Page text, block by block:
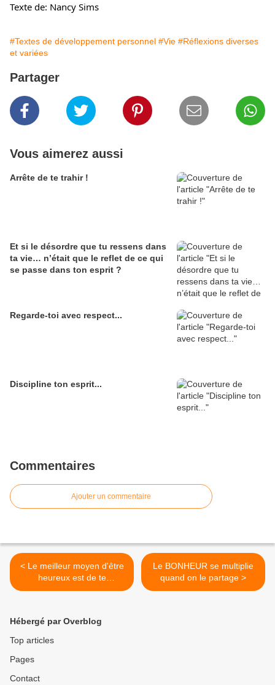
Texte de: Nancy Sims
#Textes de développement personnel #Vie #Réflexions diverses
et variées
Partager
Vous aimerez aussi
Arrête de te trahir !
Et si le désordre que tu ressens dans
ta vie… n’était que le reflet de ce qui
se passe dans ton esprit ?
Regarde-toi avec respect...
Discipline ton esprit...
Commentaires
Ajouter un commentaire
< Le meilleur moyen d'être
heureux est de te
(re)connecter à ton âme
Le BONHEUR se multiplie
quand on le partage >
Hébergé par Overblog
Top articles
Pages
Contact